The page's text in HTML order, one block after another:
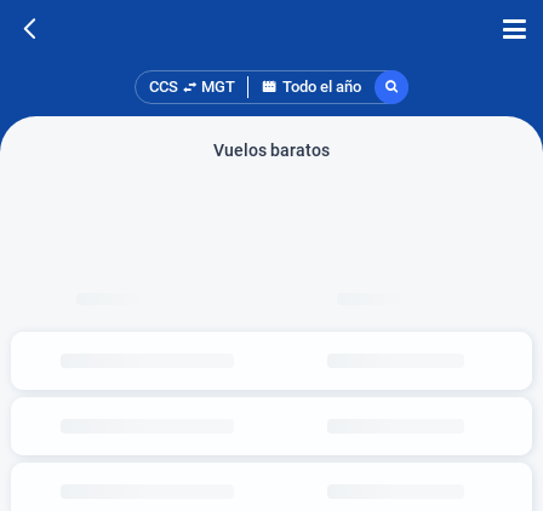
CCS MGT Todo el año
Vuelos baratos